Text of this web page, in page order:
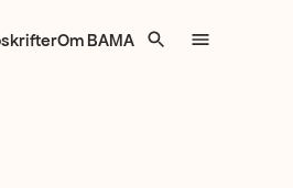
Om BAMA